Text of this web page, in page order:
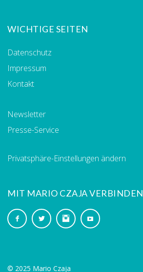
WICHTIGE SEITEN
Datenschutz
Impressum
Kontakt
Newsletter
Presse-Service
Privatsphäre-Einstellungen ändern
MIT MARIO CZAJA VERBINDEN
© 2025 Mario Czaja